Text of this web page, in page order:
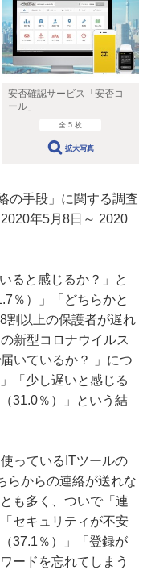
安否確認サービス「安否コ
ール」
全 5 枚
拡大写真
の手段」に関する調査
年5月8日～ 2020
ると感じるか？」と
％）」「どちらかと
割以上の保護者が遅れ
新型コロナウイルス
いているか？ 」につ
「少し遅いと感じる
31.0％）」という結
っているITツールの
らからの連絡が送れな
も多く、ついで「連
セキュリティが不安
37.1％）」「登録が
ードを忘れてしまう